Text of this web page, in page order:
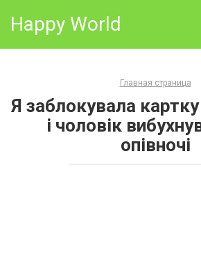
Happy World
Главная страница
Я заблокувала
і чоловік
опівночі